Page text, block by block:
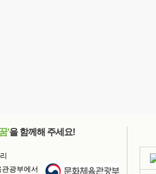
'을 함께해 주세요!
광부에서